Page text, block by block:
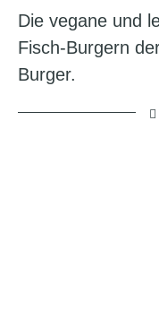
Die vegane und
Fisch-Burgern
Burger.